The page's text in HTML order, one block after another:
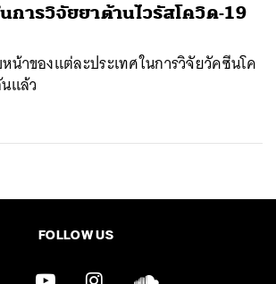
การวิจัยยาต้านไวรัสโควิด-19
น้าของแต่ละประเทศในการวิจัยวัคซีนโค
แล้ว
FOLLOW US